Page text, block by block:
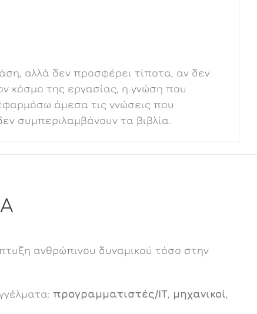
αλλά δεν προσφέρει τίποτα, αν δεν
κόσμο της εργασίας, η γνώση που
εφαρμόσω άμεσα τις γνώσεις που
συμπεριλαμβάνουν τα βιβλία.
ανθρώπινου δυναμικού τόσο στην
προγραμματιστές/ΙΤ, μηχανικοί,